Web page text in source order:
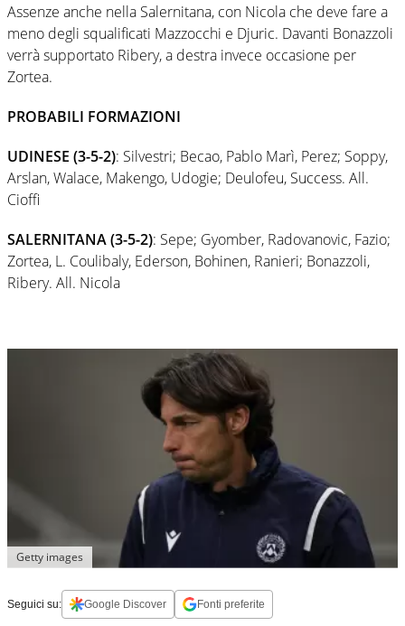
Assenze anche nella Salernitana, con Nicola che deve fare a
meno degli squalificati Mazzocchi e Djuric. Davanti Bonazzoli
verrà supportato Ribery, a destra invece occasione per
Zortea.
PROBABILI FORMAZIONI
UDINESE (3-5-2): Silvestri; Becao, Pablo Marì, Perez; Soppy,
Arslan, Walace, Makengo, Udogie; Deulofeu, Success. All.
Cioffi
SALERNITANA (3-5-2): Sepe; Gyomber, Radovanovic, Fazio;
Zortea, L. Coulibaly, Ederson, Bohinen, Ranieri; Bonazzoli,
Ribery. All. Nicola
Getty images
Seguici su: Google Discover Fonti preferite